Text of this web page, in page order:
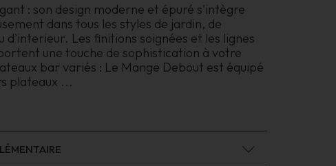
: son design moderne et épuré s'intègre
dans tous les styles de jardin, de
d'interieur. Les finitions soignées et les lignes
une touche de sophistication à votre
bar variés : Le Mange Debout est équipé
plateaux ...